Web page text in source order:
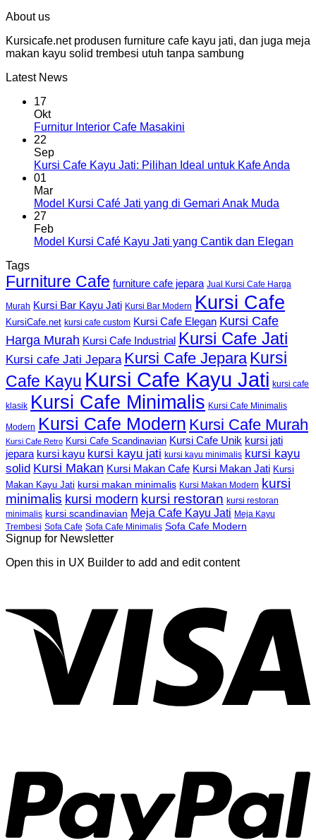
About us
Kursicafe.net produsen furniture cafe kayu jati, dan juga meja
makan kayu solid trembesi utuh tanpa sambung
Latest News
17
Okt
Furnitur Interior Cafe Masakini
22
Sep
Kursi Cafe Kayu Jati: Pilihan Ideal untuk Kafe Anda
01
Mar
Model Kursi Café Jati yang di Gemari Anak Muda
27
Feb
Model Kursi Café Kayu Jati yang Cantik dan Elegan
Tags
Furniture Cafe furniture cafe jepara Jual Kursi Cafe Harga
Murah Kursi Bar Kayu Jati Kursi Bar Modern Kursi Cafe
KursiCafe.net kursi cafe custom Kursi Cafe Elegan Kursi Cafe
Harga Murah Kursi Cafe Industrial Kursi Cafe Jati
Kursi cafe Jati Jepara Kursi Cafe Jepara Kursi
Cafe Kayu Kursi Cafe Kayu Jati kursi cafe
klasik Kursi Cafe Minimalis Kursi Cafe Minimalis
Modern Kursi Cafe Modern Kursi Cafe Murah
Kursi Cafe Retro Kursi Cafe Scandinavian Kursi Cafe Unik kursi jati
jepara kursi kayu kursi kayu jati kursi kayu minimalis kursi kayu
solid Kursi Makan Kursi Makan Cafe Kursi Makan Jati Kursi
Makan Kayu Jati kursi makan minimalis Kursi Makan Modern kursi
minimalis kursi modern kursi restoran kursi restoran
minimalis kursi scandinavian Meja Cafe Kayu Jati Meja Kayu
Trembesi Sofa Cafe Sofa Cafe Minimalis Sofa Cafe Modern
Signup for Newsletter
Open this in UX Builder to add and edit content